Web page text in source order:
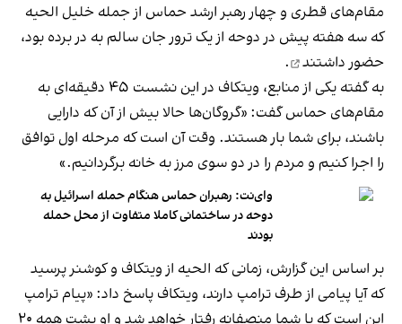
مقام‌های قطری و چهار رهبر ارشد حماس از جمله خلیل الحیه
که سه هفته پیش در دوحه از یک ترور جان سالم به در برده بود،
حضور داشتند
.
به گفته یکی از منابع، ویتکاف در این نشست ۴۵ دقیقه‌ای به
مقام‌های حماس گفت: «گروگان‌ها حالا بیش از آن که دارایی
باشند، برای شما بار هستند. وقت آن است که مرحله اول توافق
را اجرا کنیم و مردم را در دو سوی مرز به خانه برگردانیم.»
وای‌نت: رهبران حماس هنگام حمله اسرائیل به
دوحه در ساختمانی کاملا متفاوت از محل حمله
بودند
بر اساس این گزارش، زمانی که الحیه از ویتکاف و کوشنر پرسید
که آیا پیامی از طرف ترامپ دارند، ویتکاف پاسخ داد: «پیام ترامپ
این است که با شما منصفانه رفتار خواهد شد و او پشت همه ۲۰